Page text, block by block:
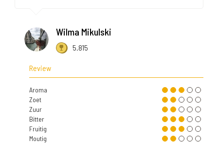
Wilma Mikulski
5.815
Review
Aroma
Zoet
Zuur
Bitter
Fruitig
Moutig